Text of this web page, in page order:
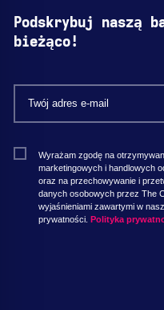
Podskrybuj naszą
bieżąco!
Wyrażam zgodę na
marketingowych i handlowych
oraz na przechowywanie i
danych osobowych przez The
wyjaśnieniami zawartymi w
prywatności. Polityka